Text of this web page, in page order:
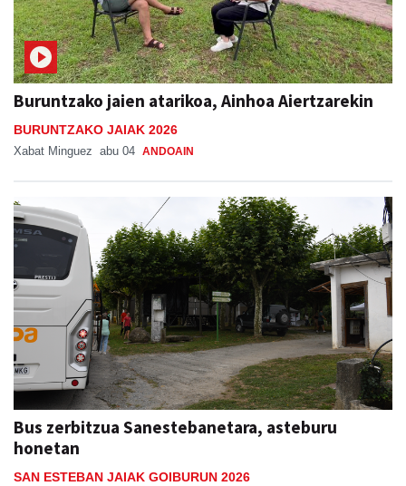
Buruntzako jaien atarikoa, Ainhoa Aiertzarekin
BURUNTZAKO JAIAK 2026
Xabat Minguez abu 04 ANDOAIN
Bus zerbitzua Sanestebanetara, asteburu
honetan
SAN ESTEBAN JAIAK GOIBURUN 2026